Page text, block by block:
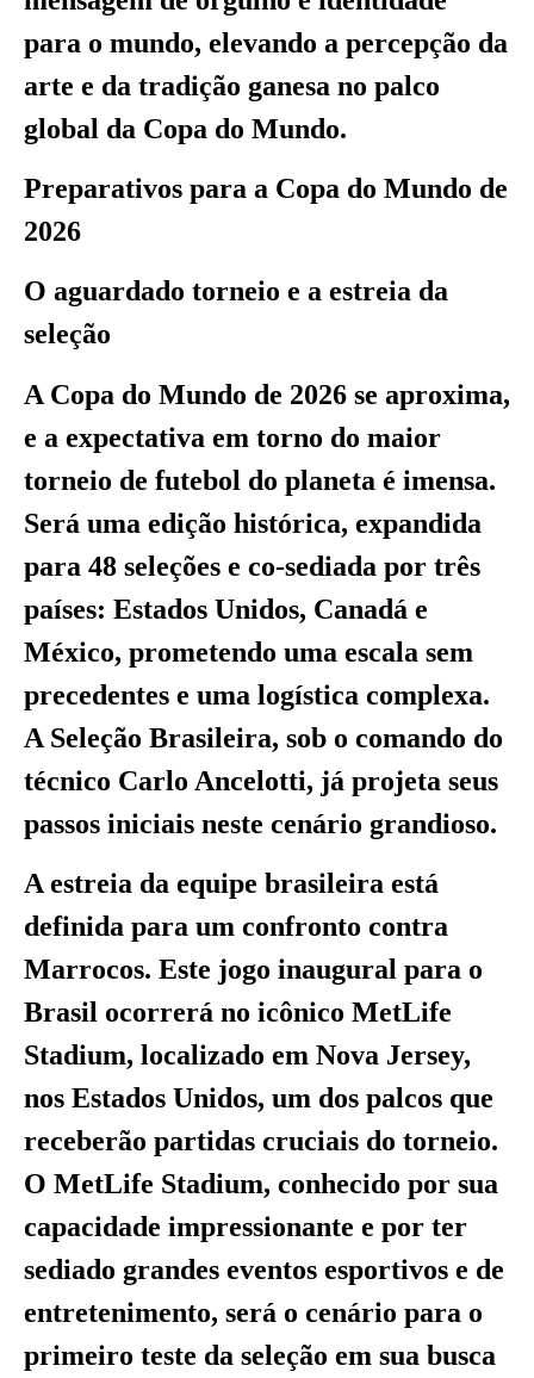
para o mundo, elevando a percepção da
arte e da tradição ganesa no palco
global da Copa do Mundo.
Preparativos para a Copa do Mundo de
2026
O aguardado torneio e a estreia da
seleção
A Copa do Mundo de 2026 se aproxima,
e a expectativa em torno do maior
torneio de futebol do planeta é imensa.
Será uma edição histórica, expandida
para 48 seleções e co-sediada por três
países: Estados Unidos, Canadá e
México, prometendo uma escala sem
precedentes e uma logística complexa.
A Seleção Brasileira, sob o comando do
técnico Carlo Ancelotti, já projeta seus
passos iniciais neste cenário grandioso.
A estreia da equipe brasileira está
definida para um confronto contra
Marrocos. Este jogo inaugural para o
Brasil ocorrerá no icônico MetLife
Stadium, localizado em Nova Jersey,
nos Estados Unidos, um dos palcos que
receberão partidas cruciais do torneio.
O MetLife Stadium, conhecido por sua
capacidade impressionante e por ter
sediado grandes eventos esportivos e de
entretenimento, será o cenário para o
primeiro teste da seleção em sua busca